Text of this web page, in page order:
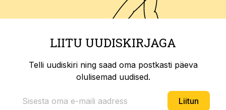
LIITU UUDISKIRJAGA
Telli uudiskiri ning saad oma postkasti päeva
olulisemad uudised.
Liitun